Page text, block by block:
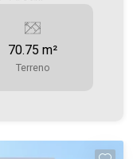
excelência
de
70.75 m²
Terreno